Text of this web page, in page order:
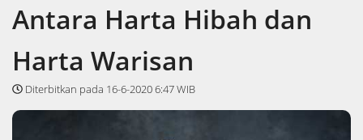
Antara Harta Hibah dan
Harta Warisan
Diterbitkan pada 16-6-2020 6:47 WIB